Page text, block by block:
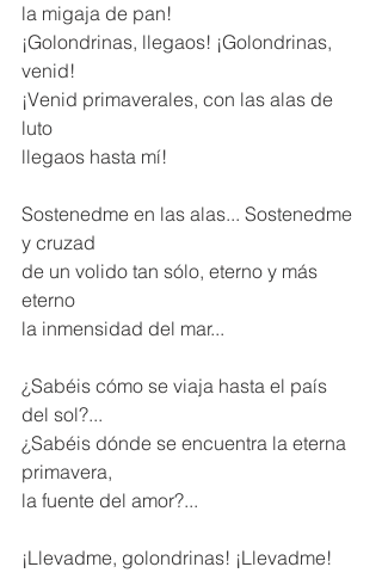
la migaja de pan!
¡Golondrinas, llegaos! ¡Golondrinas,
venid!
¡Venid primaverales, con las alas de
luto
llegaos hasta mí!
Sostenedme en las alas... Sostenedme
y cruzad
de un volido tan sólo, eterno y más
eterno
la inmensidad del mar...
¿Sabéis cómo se viaja hasta el país
del sol?...
¿Sabéis dónde se encuentra la eterna
primavera,
la fuente del amor?...
¡Llevadme, golondrinas! ¡Llevadme!